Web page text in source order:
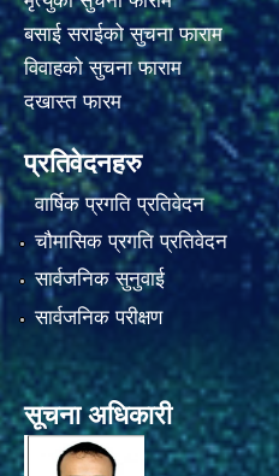
बसाई सराईको सुचना फाराम
विवाहको सुचना फाराम
दखास्त फारम
प्रतिवेदनहरु
वार्षिक प्रगति प्रतिवेदन
चौमासिक प्रगति प्रतिवेदन
सार्वजनिक सुनुवाई
सार्वजनिक परीक्षण
सूचना अधिकारी